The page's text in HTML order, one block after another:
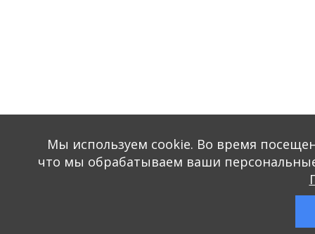
Мы используем сookie. Во время
что мы обрабатываем ваши